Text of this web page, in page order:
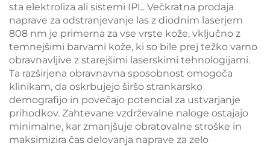
sta elektroliza ali sistemi IPL. Večkratna prodaja
naprave za odstranjevanje las z diodnim laserjem
808 nm je primerna za vse vrste kože, vključno z
temnejšimi barvami kože, ki so bile prej težko varno
obravnavljive z starejšimi laserskimi tehnologijami.
Ta razširjena obravnavna sposobnost omogoča
klinikam, da oskrbujejo širšo strankarsko
demografijo in povečajo potencial za ustvarjanje
prihodkov. Zahtevane vzdrževalne naloge ostajajo
minimalne, kar zmanjšuje obratovalne stroške in
maksimizira čas delovanja naprave za zelo